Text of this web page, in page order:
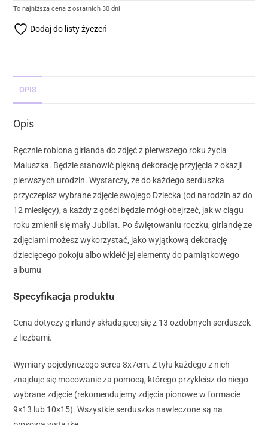
To najniższa cena z ostatnich 30 dni
Dodaj do listy życzeń
OPIS
Opis
Ręcznie robiona girlanda do zdjęć z pierwszego roku życia
Maluszka. Będzie stanowić piękną dekorację przyjęcia z okazji
pierwszych urodzin. Wystarczy, że do każdego serduszka
przyczepisz wybrane zdjęcie swojego Dziecka (od narodzin aż do
12 miesięcy), a każdy z gości będzie mógł obejrzeć, jak w ciągu
roku zmienił się mały Jubilat. Po świętowaniu roczku, girlandę ze
zdjęciami możesz wykorzystać, jako wyjątkową dekorację
dziecięcego pokoju albo wkleić jej elementy do pamiątkowego
albumu
Specyfikacja produktu
Cena dotyczy girlandy składającej się z 13 ozdobnych serduszek
z liczbami.
Wymiary pojedynczego serca 8x7cm. Z tyłu każdego z nich
znajduje się mocowanie za pomocą, którego przykleisz do niego
wybrane zdjęcie (rekomendujemy zdjęcia pionowe w formacie
9×13 lub 10×15). Wszystkie serduszka nawleczone są na